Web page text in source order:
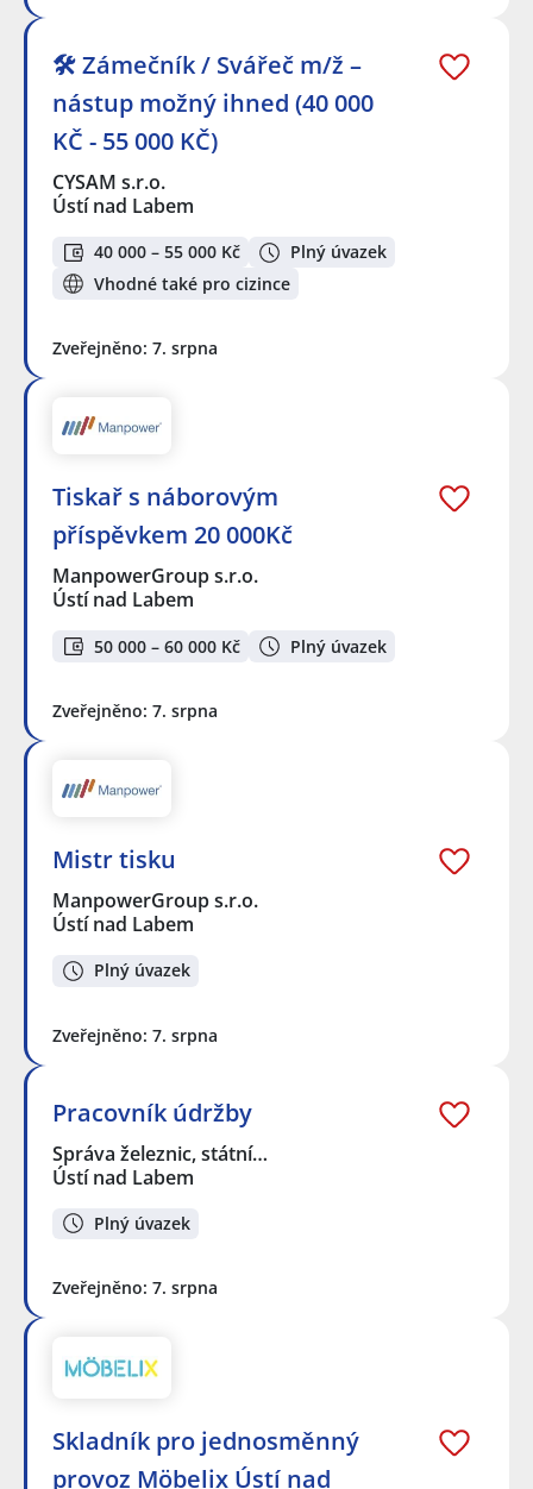
🛠️ Zámečník / Svářeč m/ž –
nástup možný ihned (40 000
KČ - 55 000 KČ)
CYSAM s.r.o.
Ústí nad Labem
40 000 – 55 000 Kč
Plný úvazek
Vhodné také pro cizince
Zveřejněno: 7. srpna
Tiskař s náborovým
příspěvkem 20 000Kč
ManpowerGroup s.r.o.
Ústí nad Labem
50 000 – 60 000 Kč Plný úvazek
Zveřejněno: 7. srpna
Mistr tisku
ManpowerGroup s.r.o.
Ústí nad Labem
Plný úvazek
Zveřejněno: 7. srpna
Pracovník údržby
Správa železnic, státní…
Ústí nad Labem
Plný úvazek
Zveřejněno: 7. srpna
Skladník pro jednosměnný
provoz Möbelix Ústí nad